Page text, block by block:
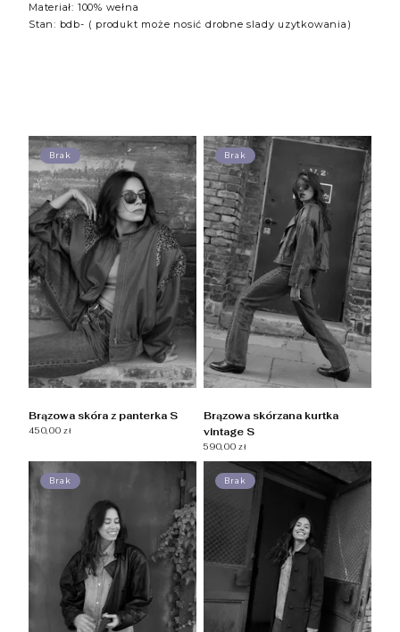
Materiał: 100% wełna
Stan: bdb- ( produkt może nosić drobne slady uzytkowania)
Brązowa skóra z panterka S
450,00 zł
Brak
Brązowa skórzana kurtka
vintage S
590,00 zł
Brak
Brak Brak